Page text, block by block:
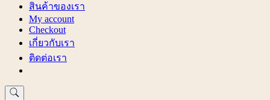
สินค้าของเรา
My account
Checkout
เกี่ยวกับเรา
ติดต่อเรา